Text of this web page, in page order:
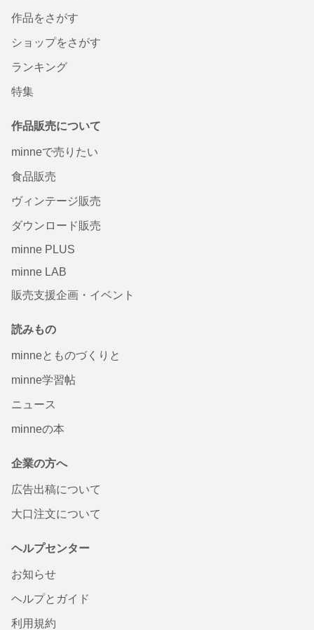
作品をさがす
ショップをさがす
ランキング
特集
作品販売について
minneで売りたい
食品販売
ヴィンテージ販売
ダウンロード販売
minne PLUS
minne LAB
販売支援企画・イベント
読みもの
minneとものづくりと
minne学習帖
ニュース
minneの本
企業の方へ
広告出稿について
大口注文について
ヘルプセンター
お知らせ
ヘルプとガイド
利用規約